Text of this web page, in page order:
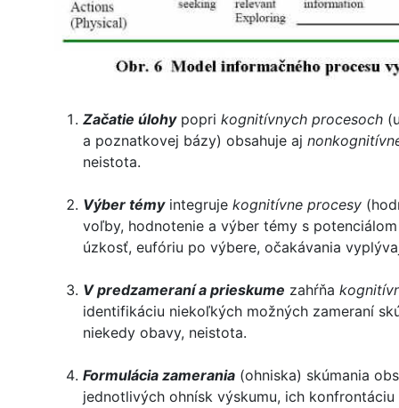
Začatie úlohypopri kognitívnych procesoch
a poznatkovej bázy) obsahuje aj
neistota.
Výber témyintegruje kognitívne procesy
voľby, hodnotenie a výber témy s
úzkosť, eufóriu po výbere, očakávania
V predzameraní a prieskume zahŕňa
identifikáciu niekoľkých možných zameraní
niekedy obavy, neistota.
Formulácia zamerania (ohniska) skúmania
jednotlivých ohnísk výskumu, ich